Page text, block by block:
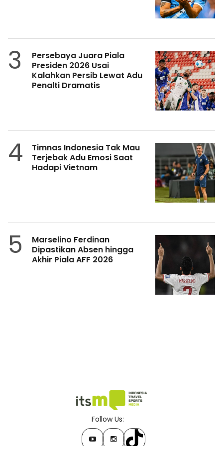
3
Persebaya Juara Piala
Presiden 2026 Usai
Kalahkan Persib Lewat Adu
Penalti Dramatis
4
Timnas Indonesia Tak Mau
Terjebak Adu Emosi Saat
Hadapi Vietnam
5
Marselino Ferdinan
Dipastikan Absen hingga
Akhir Piala AFF 2026
Follow Us: